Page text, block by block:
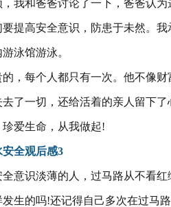
我和爸爸讨论了一下，爸爸认
提高安全意识，防患于未然。
泳馆游泳。
，每个人都只有一次。他不像
了一切，还给活着的亲人留下了
爱生命，从我做起!
安全观后感3
意识淡薄的人，过马路从不看
生的吗!还记得自己多次在过马